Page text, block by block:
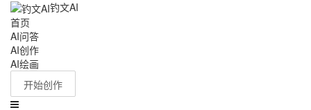
钓文AI
首页
AI问答
AI创作
AI绘画
开始创作